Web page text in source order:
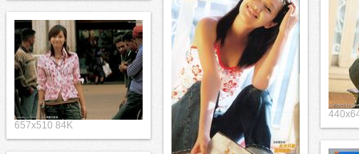
657x510 84K